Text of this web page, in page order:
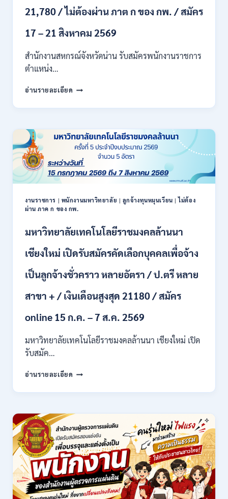
71500
/
ต้อง
ภาค
กพ.
สมัคร
17
–
28
สิงหาคม
2569
21,780 / ไม่ต้องผ่าน ภาต ก ของ กพ. / สมัคร
17 – 21 สิงหาคม 2569
สำนักงานสหกรณ์จังหวัดน่าน รับสมัครพนักงานราชการ
ตำแหน่ง…
อ่านรายละเอียด สำนักงาน
จังหวัด
กรม
ส่ง
เสริม
สหกรณ์
เปิด
รับ
พนักงาน
ราชการ
ปวท.
ป.ตรี
สาขา
/
เงิน
เดือน
/
ต้อง
ก
กพ.
สมัคร
17
–
21
สิงหาคม
2569
งานราชการ | พนักงานมหาวิทยาลัย | ลูกจ้างทุนหมุนเวียน |ไม่ต้อง
ผ่าน ภาค ก ของ กพ.
มหาวิทยาลัยเทคโนโลยีราชมงคลล้านนา
เชียงใหม่ เปิดรับสมัครคัดเลือกบุคคลเพื่อจ้าง
เป็นลูกจ้างชั่วคราว หลายอัตรา / ป.ตรี หลาย
สาขา + / เงินเดือนสูงสุด 21180 / สมัคร
online 15 ก.ค. – 7 ส.ค. 2569
มหาวิทยาลัยเทคโนโลยีราชมงคลล้านนา เชียงใหม่ เปิด
รับสมัค…
อ่านรายละเอียด มหาวิทยาลัย
ราช
ล้าน
เชียงใหม่
เปิด
รับ
สมัคร
คัด
เลือก
บุคคล